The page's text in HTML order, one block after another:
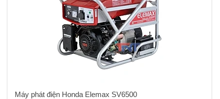
Máy phát điện Honda Elemax SV6500